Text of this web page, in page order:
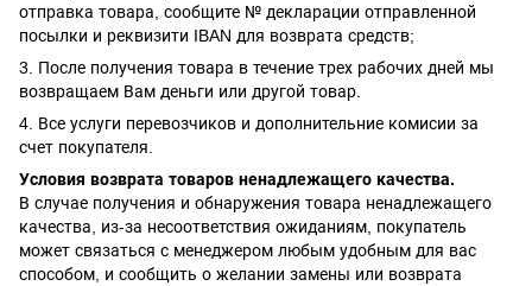
отправка товара, сообщите № декларации отправленной
посылки и реквизити IBAN для возврата средств;
3. После получения товара в течение трех рабочих дней мы
возвращаем Вам деньги или другой товар.
4. Все услуги перевозчиков и дополнительние комисии за
счет покупателя.
Условия возврата товаров ненадлежащего качества.
В случае получения и обнаружения товара ненадлежащего
качества, из-за несоответствия ожиданиям, покупатель
может связаться с менеджером любым удобным для вас
способом, и сообщить о желании замены или возврата